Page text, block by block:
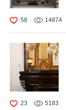
58 14874
23 5183